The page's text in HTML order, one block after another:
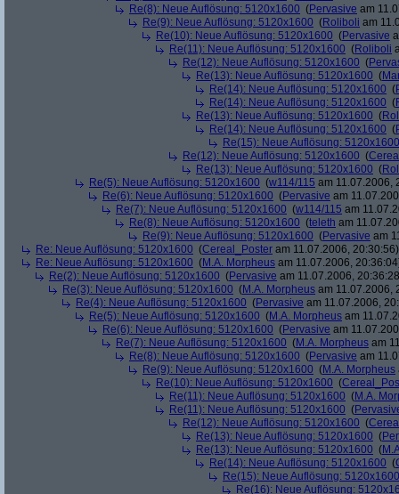
Re(8): Neue Auflösung: 5120x1600 (Pervasive am
Re(9): Neue Auflösung: 5120x1600 (Roliboli am
Re(10): Neue Auflösung: 5120x1600 (Pervasive
Re(11): Neue Auflösung: 5120x1600 (Roliboli
Re(12): Neue Auflösung: 5120x1600 (
Re(13): Neue Auflösung: 5120x1600 (
Re(14): Neue Auflösung: 5120x1600 (
Re(14): Neue Auflösung: 5120x1600 (
Re(13): Neue Auflösung: 5120x1600 (
Re(14): Neue Auflösung: 5120x1600 (
Re(15): Neue Auflösung: 5120x1600
Re(12): Neue Auflösung: 5120x1600 (
Re(13): Neue Auflösung: 5120x1600 (
Re(5): Neue Auflösung: 5120x1600 (w114/115 am 11.07.2006,
Re(6): Neue Auflösung: 5120x1600 (Pervasive am
Re(7): Neue Auflösung: 5120x1600 (w114/115 am
Re(8): Neue Auflösung: 5120x1600 (teleth am
Re(9): Neue Auflösung: 5120x1600 (Pervasive am
Re: Neue Auflösung: 5120x1600 (Cereal_Poster am 11.07.2006, 20:30:56)
Re: Neue Auflösung: 5120x1600 (M.A. Morpheus am 11.07.2006,
Re(2): Neue Auflösung: 5120x1600 (Pervasive am 11.07.2006,
Re(3): Neue Auflösung: 5120x1600 (M.A. Morpheus am 11.07.2006,
Re(4): Neue Auflösung: 5120x1600 (Pervasive am 11.07.2006,
Re(5): Neue Auflösung: 5120x1600 (M.A. Morpheus am
Re(6): Neue Auflösung: 5120x1600 (Pervasive am
Re(7): Neue Auflösung: 5120x1600 (M.A. Morpheus am
Re(8): Neue Auflösung: 5120x1600 (Pervasive am
Re(9): Neue Auflösung: 5120x1600 (M.A. Morpheus
Re(10): Neue Auflösung: 5120x1600 (
Re(11): Neue Auflösung: 5120x1600 (M.A.
Re(11): Neue Auflösung: 5120x1600 (
Re(12): Neue Auflösung: 5120x1600 (
Re(13): Neue Auflösung: 5120x1600 (
Re(13): Neue Auflösung: 5120x1600 (
Re(14): Neue Auflösung: 5120x1600 (
Re(15): Neue Auflösung: 5120x1600
Re(16): Neue Auflösung: